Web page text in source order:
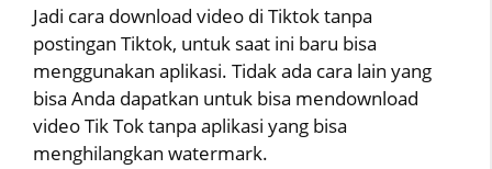
Jadi cara download video di Tiktok tanpa
postingan Tiktok, untuk saat ini baru bisa
menggunakan aplikasi. Tidak ada cara lain yang
bisa Anda dapatkan untuk bisa mendownload
video Tik Tok tanpa aplikasi yang bisa
menghilangkan watermark.